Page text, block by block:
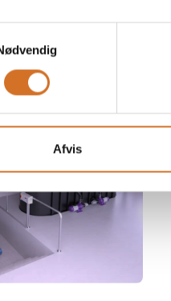
Afvis
stod med
ikke kunne
I tæt
Kessel-
frem til den rette